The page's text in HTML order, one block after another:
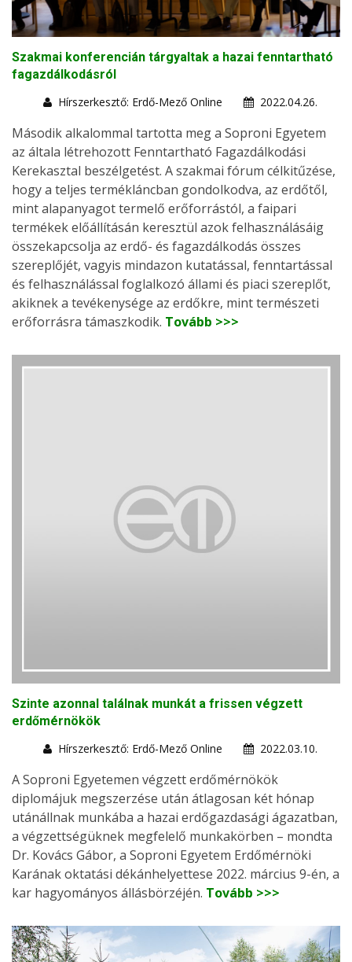
Szakmai konferencián tárgyaltak a hazai fenntartható
fagazdálkodásról
Hírszerkesztő: Erdő-Mező Online
2022.04.26.
Második alkalommal tartotta meg a Soproni Egyetem
az általa létrehozott Fenntartható Fagazdálkodási
Kerekasztal beszélgetést. A szakmai fórum célkitűzése,
hogy a teljes termékláncban gondolkodva, az erdőtől,
mint alapanyagot termelő erőforrástól, a faipari
termékek előállításán keresztül azok felhasználásáig
összekapcsolja az erdő- és fagazdálkodás összes
szereplőjét, vagyis mindazon kutatással, fenntartással
és felhasználással foglalkozó állami és piaci szereplőt,
akiknek a tevékenysége az erdőkre, mint természeti
erőforrásra támaszkodik. Tovább >>>
Szinte azonnal találnak munkát a frissen végzett
erdőmérnökök
Hírszerkesztő: Erdő-Mező Online
2022.03.10.
A Soproni Egyetemen végzett erdőmérnökök
diplomájuk megszerzése után átlagosan két hónap
utánállnak munkába a hazai erdőgazdasági ágazatban,
a végzettségüknek megfelelő munkakörben – mondta
Dr. Kovács Gábor, a Soproni Egyetem Erdőmérnöki
Karának oktatási dékánhelyettese 2022. március 9-én, a
kar hagyományos állásbörzéjén. Tovább >>>